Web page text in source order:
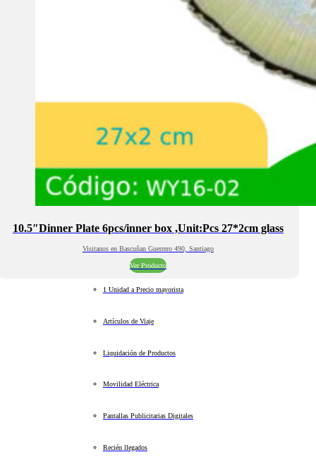
10.5″Dinner Plate 6pcs/inner box ,Unit:Pcs 27*2cm glass
Visitanos en Bascuñan Guerrero 490, Santiago
Ver Producto
1 Unidad a Precio mayorista
Artículos de Viaje
Liquidación de Productos
Movilidad Eléctrica
Pantallas Publicitarias Digitales
Recién llegados